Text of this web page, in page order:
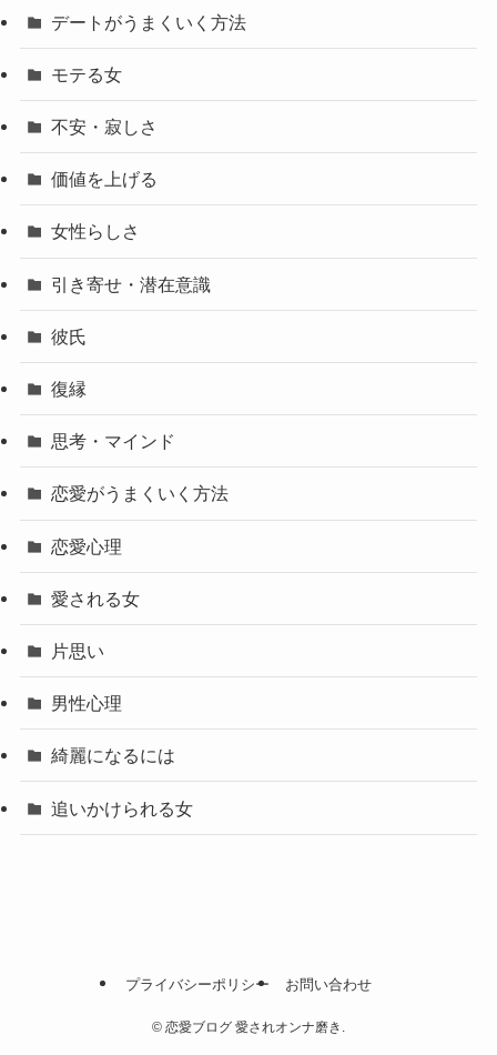
デートがうまくいく方法
モテる女
不安・寂しさ
価値を上げる
女性らしさ
引き寄せ・潜在意識
彼氏
復縁
思考・マインド
恋愛がうまくいく方法
恋愛心理
愛される女
片思い
男性心理
綺麗になるには
追いかけられる女
プライバシーポリシー お問い合わせ
© 恋愛ブログ 愛されオンナ磨き.